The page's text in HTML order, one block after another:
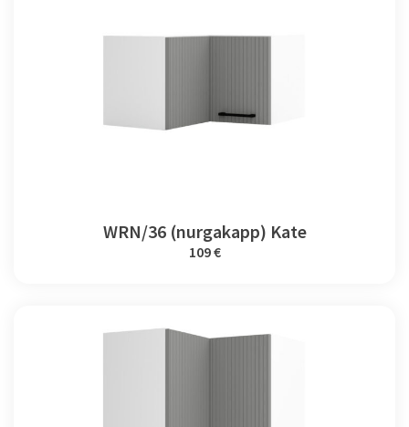
WRN/36 (nurgakapp) Kate
109 €